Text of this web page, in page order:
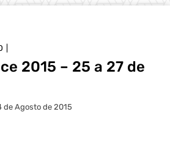
2015 – 25 a 27 de
de Agosto de 2015